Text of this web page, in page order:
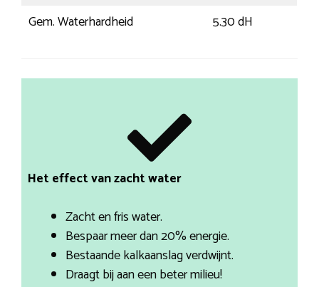
Gem. Waterhardheid
5.30 dH
Het effect van zacht water
Zacht en fris water.
Bespaar meer dan 20% energie.
Bestaande kalkaanslag verdwijnt.
Draagt bij aan een beter milieu!